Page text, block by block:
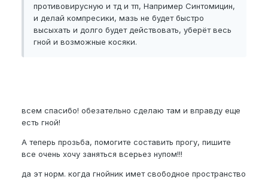
противовирусную и тд и тп, Например Синтомицин,
и делай компресики, мазь не будет быстро
высыхать и долго будет действовать, уберёт весь
гной и возможные косяки.
всем спасибо! обезательно сделаю там и вправду еще
есть гной!
А теперь прозьба, помогите составить прогу, пишите
все очень хочу заняться всерьез нупом!!!
да эт норм. когда гнойник имет свободное пространство